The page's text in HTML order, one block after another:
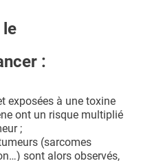
le
:
exposées à une toxine
ont un risque multiplié
;
(sarcomes
sont alors observés,